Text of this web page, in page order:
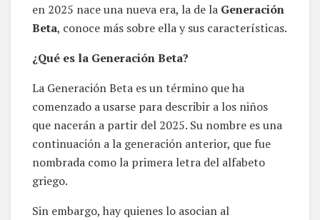
en 2025 nace una nueva era, la de la Generación
Beta, conoce más sobre ella y sus características.
¿Qué es la Generación Beta?
La Generación Beta es un término que ha
comenzado a usarse para describir a los niños
que nacerán a partir del 2025. Su nombre es una
continuación a la generación anterior, que fue
nombrada como la primera letra del alfabeto
griego.
Sin embargo, hay quienes lo asocian al